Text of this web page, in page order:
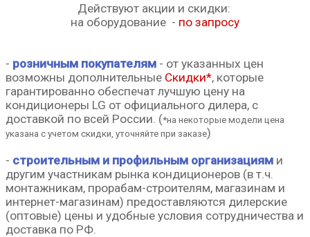
Действуют акции и скидки:
на оборудование - по запросу
- розничным покупателям - от указанных цен
возможны дополнительные Скидки*, которые
гарантированно обеспечат лучшую цену на
кондиционеры LG от официального дилера, с
доставкой по всей России. (*на некоторые модели цена
указана с учетом скидки, уточняйте при заказе)
- строительным и профильным организациям и
другим участникам рынка кондиционеров (в т.ч.
монтажникам, прорабам-строителям, магазинам и
интернет-магазинам) предоставляются дилерские
(оптовые) цены и удобные условия сотрудничества и
доставка по РФ.